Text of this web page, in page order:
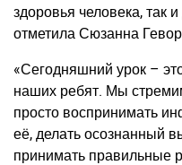
здоровья человека, так
отметила Сюзанна
«Сегодняшний урок –
наших ребят. Мы
просто воспринимать
её, делать осознанный
принимать правильные